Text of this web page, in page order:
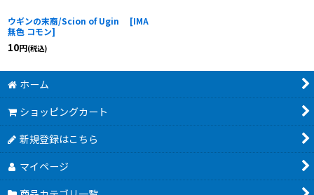
ウギンの末裔/Scion of Ugin [IMA
無色 コモン]
10円(税込)
ホーム
ショッピングカート
新規登録はこちら
マイページ